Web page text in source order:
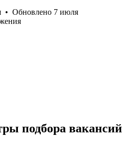
• Обновлено 7 июля
подбора вакансий